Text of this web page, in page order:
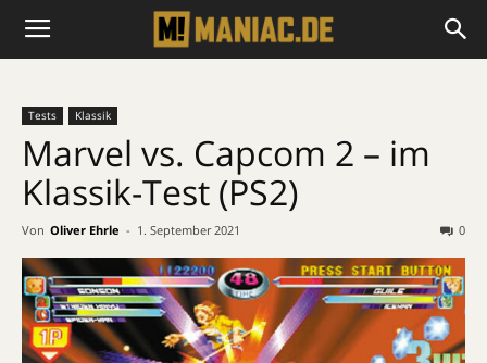
Tests Klassik
Marvel vs. Capcom 2 – im
Klassik-Test (PS2)
Von Oliver Ehrle - 1. September 2021 0